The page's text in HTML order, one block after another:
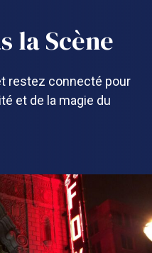
la Scène
restez connecté pour
et de la magie du